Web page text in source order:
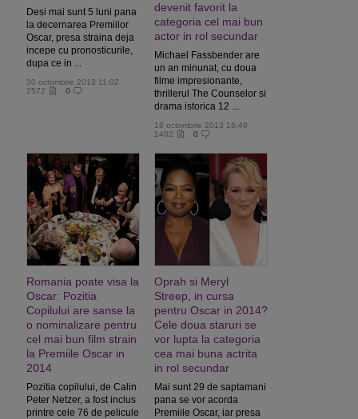
Desi mai sunt 5 luni pana
la decernarea Premiilor
Oscar, presa straina deja
incepe cu pronosticurile,
dupa ce in ...
30 octombrie 2013 11:02
2572
0
devenit favorit la
categoria cel mai bun
actor in rol secundar
Michael Fassbender are
un an minunat, cu doua
filme impresionante,
thrillerul The Counselor si
drama istorica 12 ...
16 octombrie 2013 16:49
1482
0
Romania poate visa la
Oscar: Pozitia
Copilului are sanse la
o nominalizare pentru
cel mai bun film strain
la Premiile Oscar in
2014
Pozitia copilului, de Calin
Peter Netzer, a fost inclus
printre cele 76 de pelicule
Oprah si Meryl
Streep, in cursa
pentru Oscar in 2014?
Cele doua staruri se
vor lupta la categoria
cea mai buna actrita
in rol secundar
Mai sunt 29 de saptamani
pana se vor acorda
Premiile Oscar, iar presa